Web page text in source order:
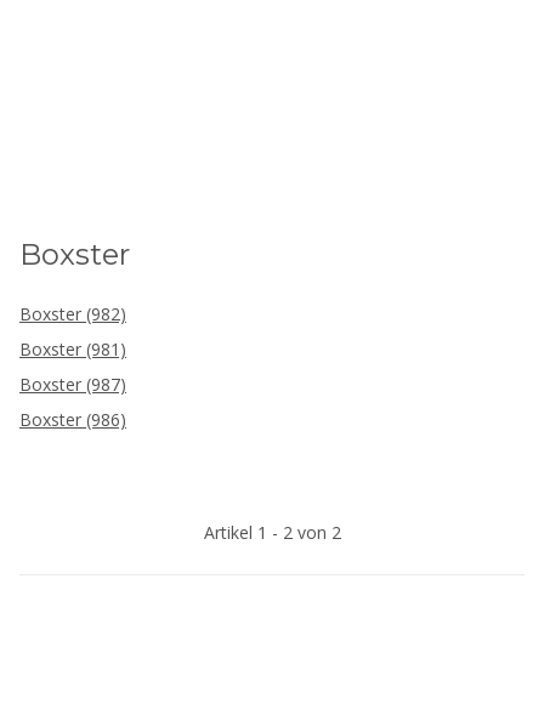
Boxster
Boxster (982)
Boxster (981)
Boxster (987)
Boxster (986)
Artikel 1 - 2 von 2